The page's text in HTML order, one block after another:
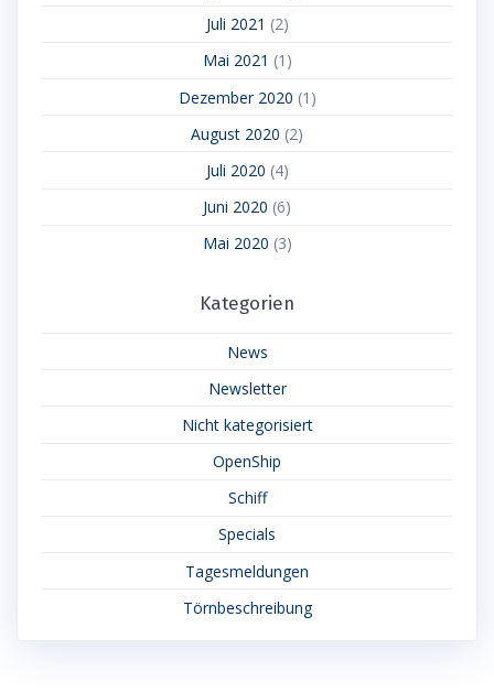
Juli 2021 (2)
Mai 2021 (1)
Dezember 2020 (1)
August 2020 (2)
Juli 2020 (4)
Juni 2020 (6)
Mai 2020 (3)
Kategorien
News
Newsletter
Nicht kategorisiert
OpenShip
Schiff
Specials
Tagesmeldungen
Törnbeschreibung